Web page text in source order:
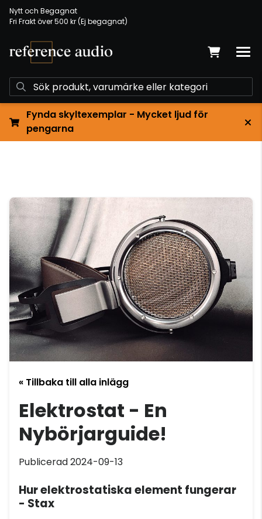
Nytt och Begagnat
Fri Frakt över 500 kr (Ej begagnat)
Fynda skyltexemplar - Mycket ljud för
pengarna
« Tillbaka till alla inlägg
Elektrostat - En
Nybörjarguide!
Publicerad 2024-09-13
Hur elektrostatiska element fungerar
- Stax